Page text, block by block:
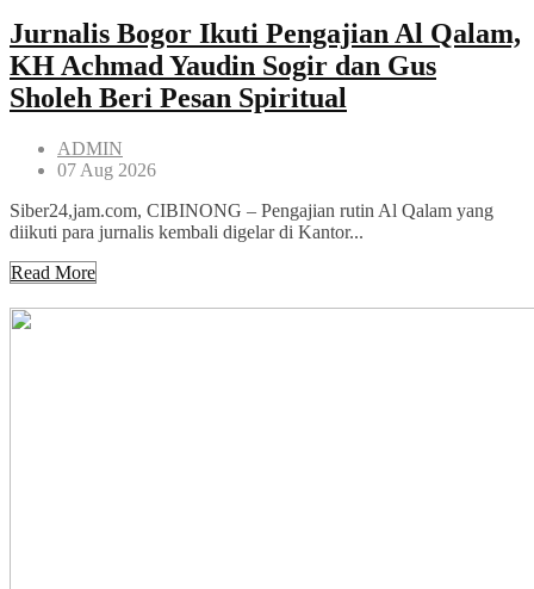
Jurnalis Bogor Ikuti Pengajian Al Qalam,
KH Achmad Yaudin Sogir dan Gus
Sholeh Beri Pesan Spiritual
ADMIN
07 Aug 2026
Siber24,jam.com, CIBINONG – Pengajian rutin Al Qalam yang
diikuti para jurnalis kembali digelar di Kantor...
Read More